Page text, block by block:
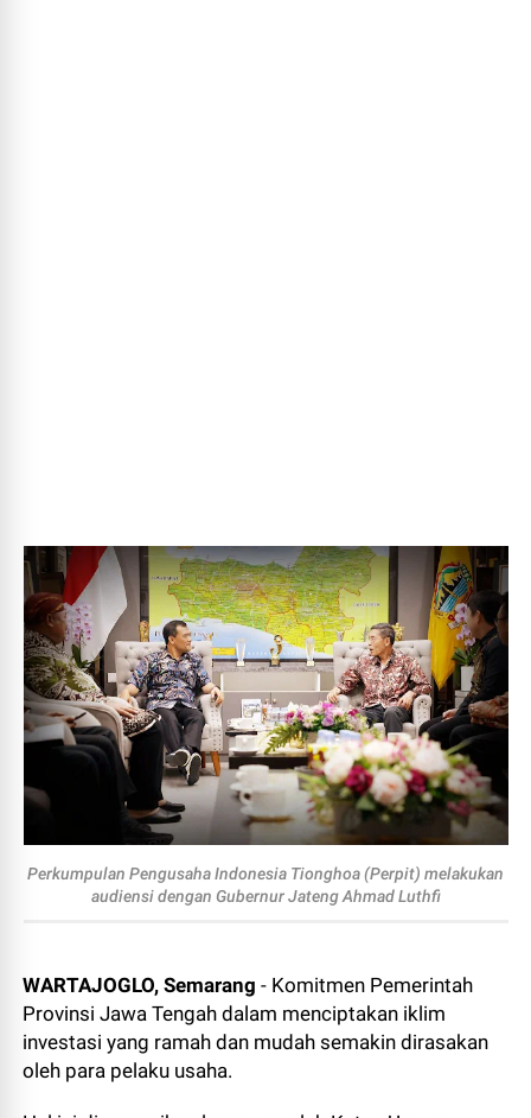
Perkumpulan Pengusaha Indonesia Tionghoa (Perpit) melakukan
audiensi dengan Gubernur Jateng Ahmad Luthfi
WARTAJOGLO, Semarang- Komitmen Pemerintah
Provinsi Jawa Tengah dalam menciptakan iklim
investasi yang ramah dan mudah semakin dirasakan
oleh para pelaku usaha.